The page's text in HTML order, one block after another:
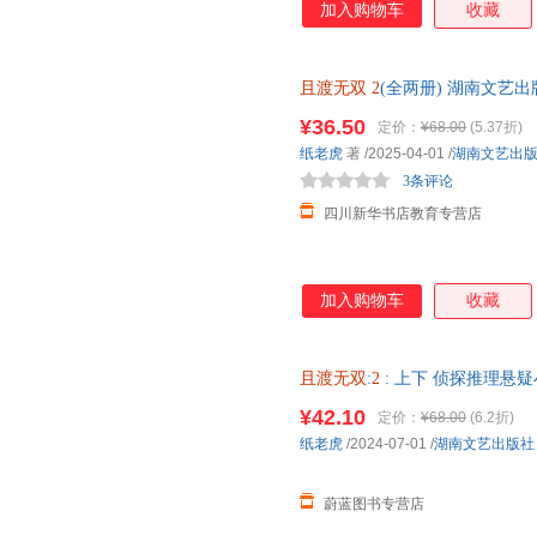
加入购物车 收藏
且渡无双 2(全两册) 湖南文艺出
¥36.50 定价： ¥68.00 (5.37折)
四川新华书店教育专营店
3条评论
纸老虎 著 /2025-04-01 /湖南文艺出
加入购物车 收藏
且渡无双:2 : 上下 侦探推理悬
¥42.10 定价： ¥68.00 (6.2折)
蔚蓝图书专营店
纸老虎 /2024-07-01 /湖南文艺出版社